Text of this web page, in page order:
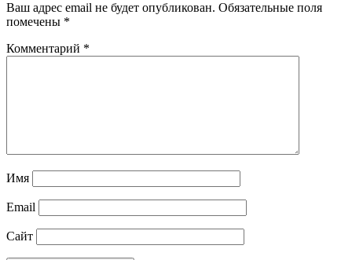
Ваш адрес email не будет опубликован. Обязательные поля
помечены *
Комментарий *
Имя
Email
Сайт